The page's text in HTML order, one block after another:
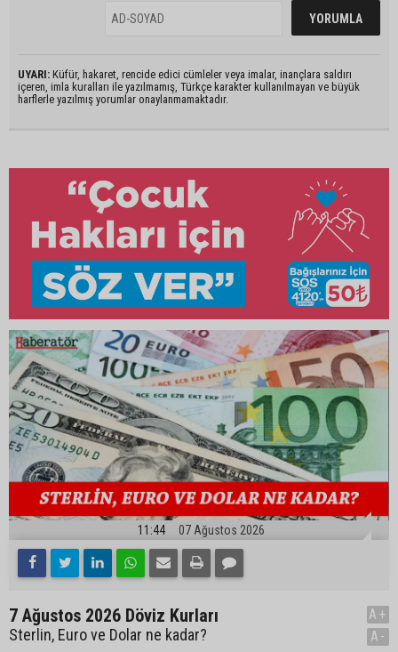
UYARI: Küfür, hakaret, rencide edici cümleler veya imalar, inançlara saldırı
içeren, imla kuralları ile yazılmamış, Türkçe karakter kullanılmayan ve büyük
harflerle yazılmış yorumlar onaylanmamaktadır.
11:44 07 Ağustos 2026
7 Ağustos 2026 Döviz Kurları
Sterlin, Euro ve Dolar ne kadar?
A+
A-